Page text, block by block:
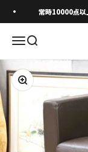
コンテンツへスキップ
常時10000点以
メニューを開く
検索を開く
ズームイン